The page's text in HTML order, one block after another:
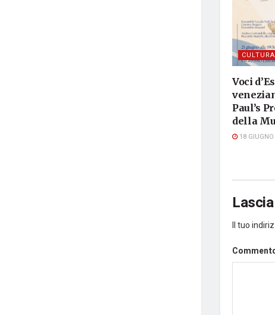
CULTURA
Voci
Paul’s
della
18
Il tuo